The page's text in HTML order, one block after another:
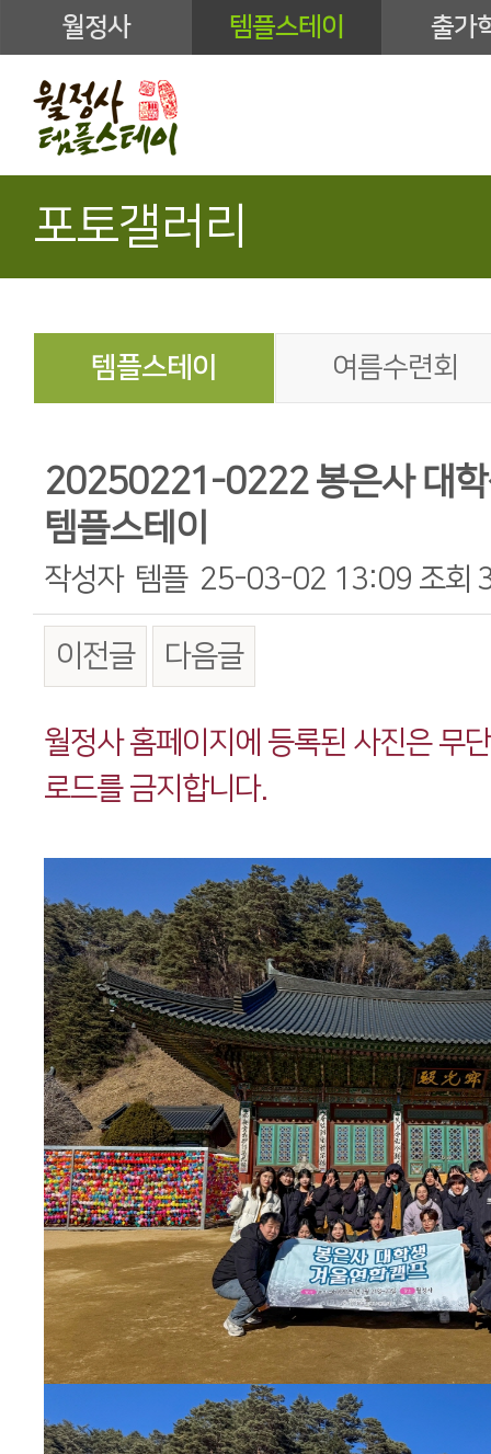
월정사 템플스테이 출가
포토갤러리
템플스테이 여름수련회
20250221-0222 봉은사 대학
템플스테이
작성자 템플 25-03-02 13:09 조회
이전글 다음글
본문
월정사 홈페이지에 등록된 사진은 무
로드를 금지합니다.